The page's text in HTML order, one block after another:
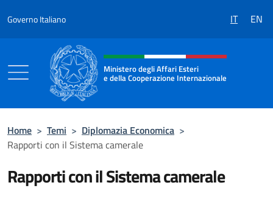
Governo Italiano IT EN
Intestazione sito, social e menù
Ministero degli Affari Esteri
e della Cooperazione Internazionale
Home > Temi > Diplomazia Economica >
Rapporti con il Sistema camerale
Rapporti con il Sistema camerale